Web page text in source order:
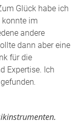
Glück habe ich
im
andere
dann aber eine
für die
Expertise. Ich